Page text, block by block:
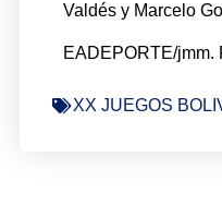
Valdés y Marcelo
EADEPORTE/jmm.
XX JUEGOS